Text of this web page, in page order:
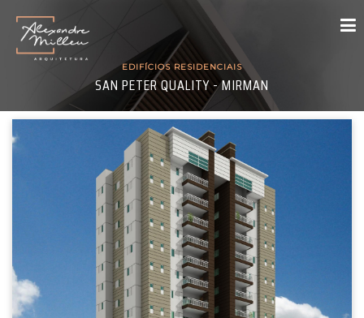
EDIFÍCIOS RESIDENCIAIS
SAN PETER QUALITY - MIRMAN